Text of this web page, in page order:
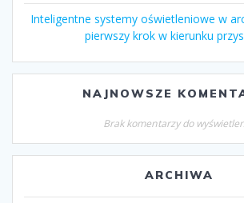
Inteligentne systemy oświetleniowe w
pierwszy krok w kierunku
NAJNOWSZE
Brak komentarzy do
ARCHIWA